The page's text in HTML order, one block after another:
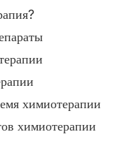
химиотерапии
химиотерапии